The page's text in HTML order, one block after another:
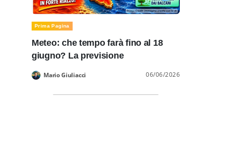
Prima Pagina
Meteo: che tempo farà fino al 18
giugno? La previsione
Mario Giuliacci 06/06/2026